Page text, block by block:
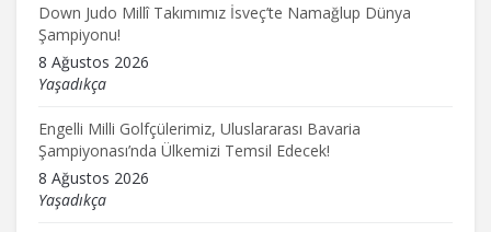
Down Judo Millî Takımımız İsveç’te Namağlup Dünya
Şampiyonu!
8 Ağustos 2026
Yaşadıkça
Engelli Milli Golfçülerimiz, Uluslararası Bavaria
Şampiyonası’nda Ülkemizi Temsil Edecek!
8 Ağustos 2026
Yaşadıkça